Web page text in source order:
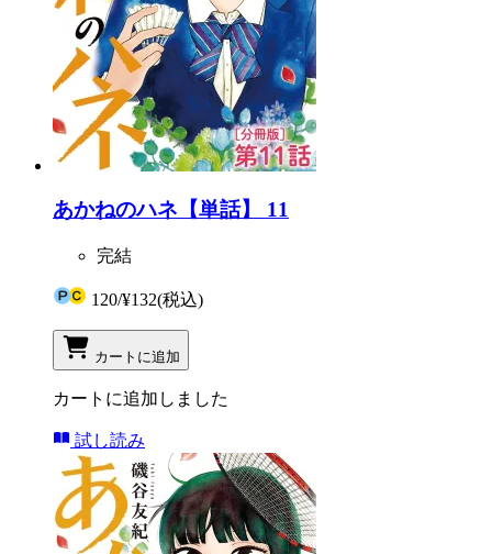
あかねのハネ【単話】 11
完結
120/¥132(税込)
カートに追加
カートに追加しました
試し読み